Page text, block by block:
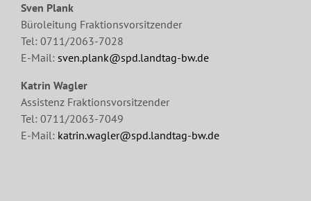
Sven Plank
Büroleitung Fraktionsvorsitzender
Tel: 0711/2063-7028
E-Mail: sven.plank@spd.landtag-bw.de
Katrin Wagler
Assistenz Fraktionsvorsitzender
Tel: 0711/2063-7049
E-Mail: katrin.wagler@spd.landtag-bw.de